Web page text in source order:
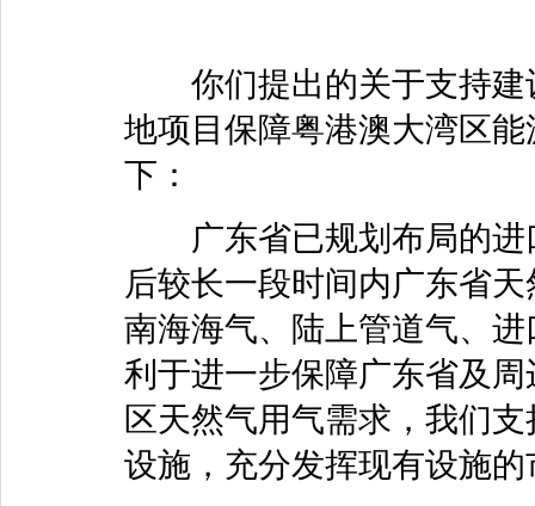
你们提出的关于支持建
地项目保障粤港澳大湾区
下：
广东省已规划布局的进
后较长一段时间内广东省
南海海气、陆上管道气、
利于进一步保障广东省及
区天然气用气需求，我们
设施，充分发挥现有设施